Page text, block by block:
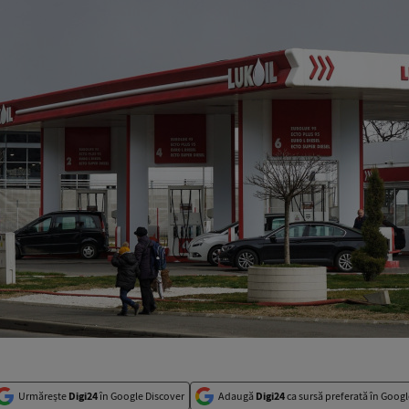
Urmărește Digi24în Google Discover Adaugă Digi24ca sursă preferată în